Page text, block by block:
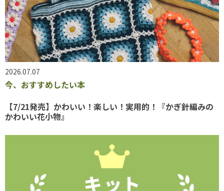
2026.07.07
今、おすすめしたい本
【7/21発売】かわいい！楽しい！実用的！『かぎ針編みの
かわいい花小物』